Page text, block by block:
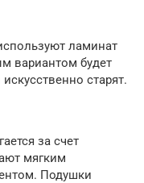
ламинат
вариантом будет
старят.
за счет
мягким
Подушки